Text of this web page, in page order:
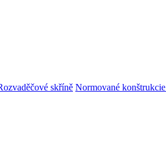
skříně Normované